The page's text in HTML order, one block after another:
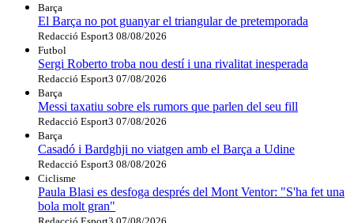
Barça
El Barça no pot guanyar el triangular de pretemporada
Redacció Esport3 08/08/2026
Futbol
Sergi Roberto troba nou destí i una rivalitat inesperada
Redacció Esport3 07/08/2026
Barça
Messi taxatiu sobre els rumors que parlen del seu fill
Redacció Esport3 07/08/2026
Barça
Casadó i Bardghji no viatgen amb el Barça a Udine
Redacció Esport3 08/08/2026
Ciclisme
Paula Blasi es desfoga després del Mont Ventor: "S'ha fet una
bola molt gran"